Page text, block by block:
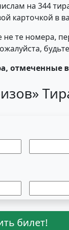
на 344
карточкой в
те номера,
отмеченные
билет!